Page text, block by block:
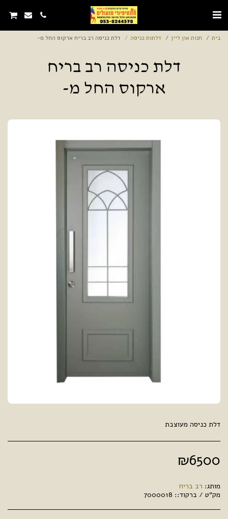
בית חנות און ליין דלתות כניסה דלת כניסה רב בריח ארקוס החל מ-
דלת כניסה רב בריח
ארקוס החל מ-
דלת כניסה מעוצבת
₪6500
מותג: רב בריח
מק"ט / ברקוד:: 7000018